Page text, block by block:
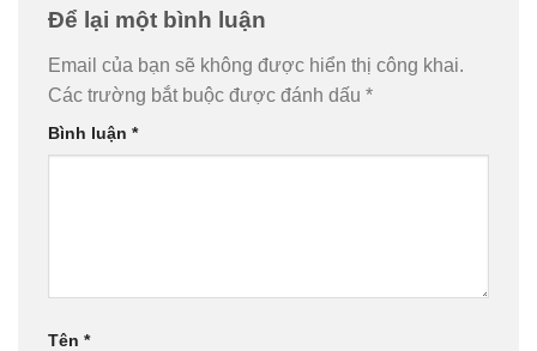
Để lại một bình luận
Email của bạn sẽ không được hiển thị công khai.
Các trường bắt buộc được đánh dấu *
Bình luận *
Tên *